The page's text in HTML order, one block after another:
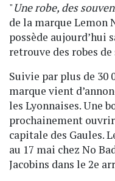
"Une robe, des
de la marque Lemon
possède aujourd’hui
retrouve des robes
Suivie par plus de 30
marque vient
les Lyonnaises. Une
prochainement
capitale des Gaules.
au 17 mai chez No
Jacobins dans le 2e